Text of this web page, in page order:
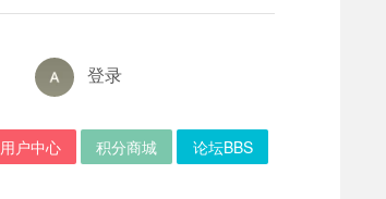
登录
用户中心 积分商城 论坛BBS